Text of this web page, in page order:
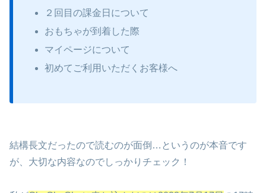
２回目の課金日について
おもちゃが到着した際
マイページについて
初めてご利用いただくお客様へ
結構長文だったので読むのが面倒…というのが本音です
が、大切な内容なのでしっかりチェック！